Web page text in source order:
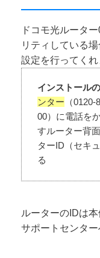
ドコモ光ルータ
リティしている
設定を行ってくれ
インストール
ンター （
00）に電話を
すルーター背
ターID（セキ
る
ルーターのIDは
サポートセンター